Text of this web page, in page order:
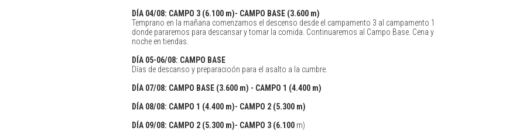
DÍA04/08: CAMPO 3 (6.100 m)- CAMPO BASE (3.600 m)
Temprano en la mañana comenzamos el descenso desde el campamento 3 al campamento 1
donde pararemos para descansar y tomar la comida. Continuaremos al Campo Base. Cena y
noche en tiendas.
DÍA05-06/08: CAMPO BASE
Días de descanso y preparacioón para el asalto a la cumbre.
DÍA07/08: CAMPO BASE (3.600 m) - CAMPO 1 (4.400 m)
DÍA 08/08: CAMPO 1 (4.400 m)- CAMPO 2 (5.300 m)
DÍA09/08: CAMPO 2 (5.300 m)- CAMPO 3 (6.100m)